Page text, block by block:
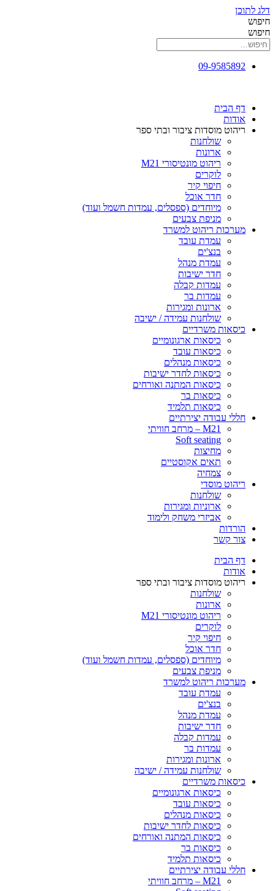
דלג לתוכן
חיפוש
חיפוש
09-9585892
דף הבית
אודות
ריהוט מוסדות ציבור ובתי ספר
שולחנות
ארונות
ריהוט מונטיסורי M21
לוקרים
חיפוי קיר
חדר אוכל
מיוחדים (ספסלים, עמדות חשמל ועוד)
מניפת צבעים
מערכות ריהוט למשרד
עמדת עובד
בנצ'ים
עמדת מנהל
חדר ישיבות
עמדות קבלה
עמדות בר
ארונות ומגירות
שולחנות עמידה / ישיבה
כיסאות משרדיים
כיסאות ארגונומיים
כיסאות עובד
כיסאות מנהלים
כיסאות לחדר ישיבות
כיסאות המתנה ואורחים
כיסאות בר
כיסאות תלמיד
חללי עבודה יצירתיים
M21 – מרחב חוויתי
Soft seating
מחיצות
תאים אקוסטיים
צמחיה
ריהוט מוסדי
שולחנות
ארוניות ומגירות
אביזרי משחק ולימוד
הורדות
צור קשר
דף הבית
אודות
ריהוט מוסדות ציבור ובתי ספר
שולחנות
ארונות
ריהוט מונטיסורי M21
לוקרים
חיפוי קיר
חדר אוכל
מיוחדים (ספסלים, עמדות חשמל ועוד)
מניפת צבעים
מערכות ריהוט למשרד
עמדת עובד
בנצ'ים
עמדת מנהל
חדר ישיבות
עמדות קבלה
עמדות בר
ארונות ומגירות
שולחנות עמידה / ישיבה
כיסאות משרדיים
כיסאות ארגונומיים
כיסאות עובד
כיסאות מנהלים
כיסאות לחדר ישיבות
כיסאות המתנה ואורחים
כיסאות בר
כיסאות תלמיד
חללי עבודה יצירתיים
M21 – מרחב חוויתי